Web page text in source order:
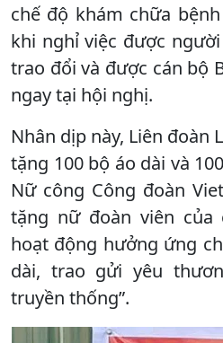
chế độ khám chữa
khi nghỉ việc được
trao đổi và được cán bộ
ngay tại hội nghị.
Nhân dịp này, Liên đoàn
tặng 100 bộ áo dài và
Nữ công Công đoàn
tặng nữ đoàn viên của
hoạt động hưởng ứng
dài, trao gửi yêu
truyền thống”.